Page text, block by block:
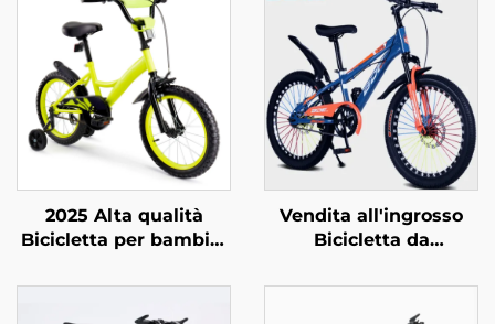
2025 Alta qualità
Bicicletta per bambini
acciaio Singola
velocità & Freno a
Vendita all'ingrosso
Bicicletta da
e Ragazze da 18/20/22
Pollici con Freno a